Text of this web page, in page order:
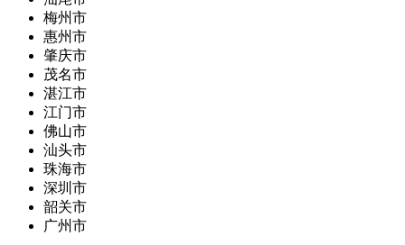
梅州市
惠州市
肇庆市
茂名市
湛江市
江门市
佛山市
汕头市
珠海市
深圳市
韶关市
广州市